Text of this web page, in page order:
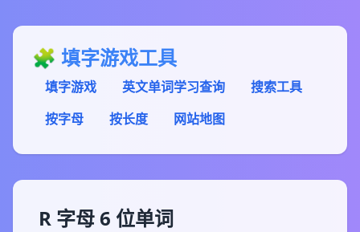
🧩 填字游戏工具
填字游戏 英文单词学习查询
搜索工具
按字母
按长度 网站地图
R 字母 6 位单词